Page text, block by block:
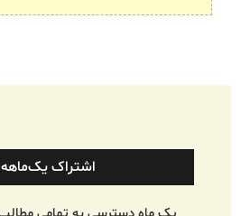
اشتراک یک‌ماهه